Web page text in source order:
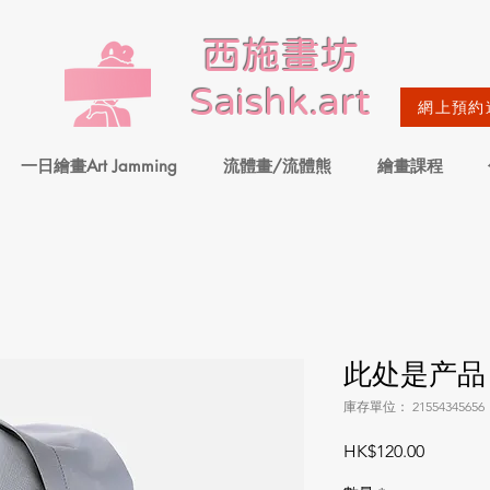
​西施畫坊
Saishk.art
網上預約
一日繪畫Art Jamming 流體畫/流體熊 繪畫課程
此处是产品
庫存單位： 21554345656
HK$120.00價